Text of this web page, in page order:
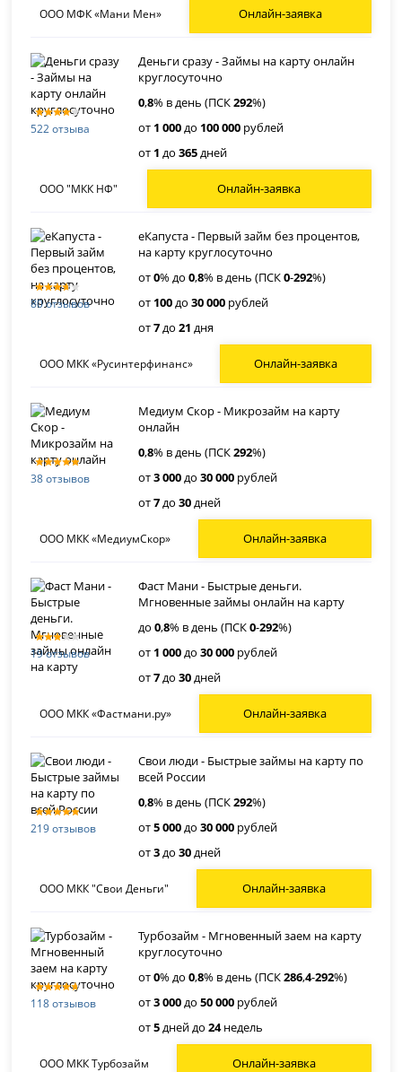
ООО МФК «Мани Мен» Онлайн-заявка
522 отзыва
Деньги сразу - Займы на карту онлайн
круглосуточно
0,8% в день (ПСК292%)
от 1 000до 100 000 рублей
от 1 до365дней
ООО "МКК НФ" Онлайн-заявка
80 отзывов
еКапуста - Первый займ без процентов,
на карту круглосуточно
от0% до0,8% в день (ПСК0-292%)
от 100до30 000 рублей
от7до21 дня
ООО МКК «Русинтерфинанс» Онлайн-заявка
38 отзывов
Медиум Скор - Микрозайм на карту
онлайн
0,8% в день (ПСК292%)
от3 000до30 000 рублей
от7до30дней
ООО МКК «МедиумСкор» Онлайн-заявка
19 отзывов
Фаст Мани - Быстрые деньги.
Мгновенные займы онлайн на карту
до0,8% в день (ПСК0-292%)
от 1 000до30 000 рублей
от7до30дней
ООО МКК «Фастмани.ру» Онлайн-заявка
219 отзывов
Свои люди - Быстрые займы на карту по
всей России
0,8% в день (ПСК292%)
от5 000до30 000 рублей
от3до30дней
ООО МКК "Свои Деньги" Онлайн-заявка
118 отзывов
Турбозайм - Мгновенный заем на карту
круглосуточно
от0% до0,8% в день (ПСК286,4-292%)
от3 000до50 000 рублей
от5дней до24недель
ООО МКК Турбозайм Онлайн-заявка